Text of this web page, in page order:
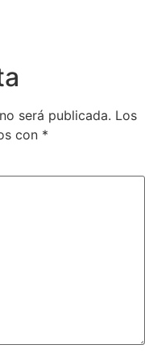
será publicada. Los
con *